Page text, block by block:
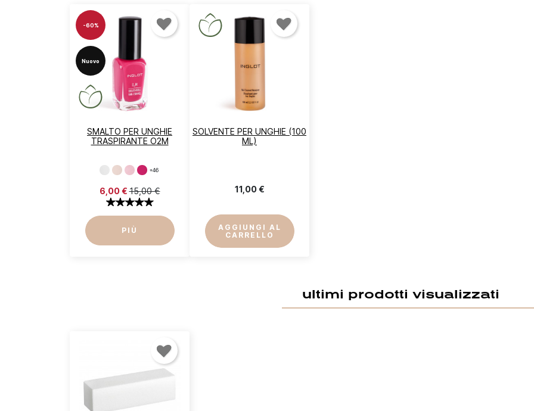
SMALTO PER UNGHIE
TRASPIRANTE O2M
+46
6,00 € 15,00 €
PIÙ
-60%
Nuovo
SOLVENTE PER UNGHIE (100
ML)
11,00 €
AGGIUNGI AL
CARRELLO
ultimi prodotti visualizzati